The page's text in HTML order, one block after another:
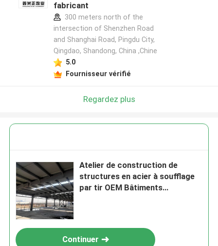
fabricant
300 meters north of the
intersection of Shenzhen Road
and Shanghai Road, Pingdu City,
Qingdao, Shandong, China ,Chine
5.0
Fournisseur vérifié
Regardez plus
Atelier de construction de
structures en acier à soufflage
par tir OEM Bâtiments
Continuer